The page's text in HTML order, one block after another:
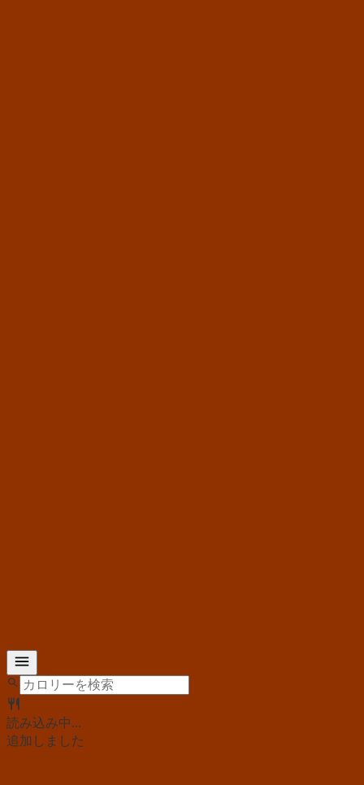
読み込み中...
追加しました